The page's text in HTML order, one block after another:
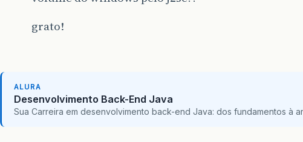
grato!
ALURA
Desenvolvimento Back-End Java
Sua Carreira em desenvolvimento back-end Java: dos fundamentos à